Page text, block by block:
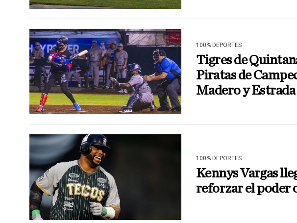
100% DEPORTES
Tigres de
Piratas de
Madero y Estrada
100% DEPORTES
Kennys Vargas
reforzar el poder